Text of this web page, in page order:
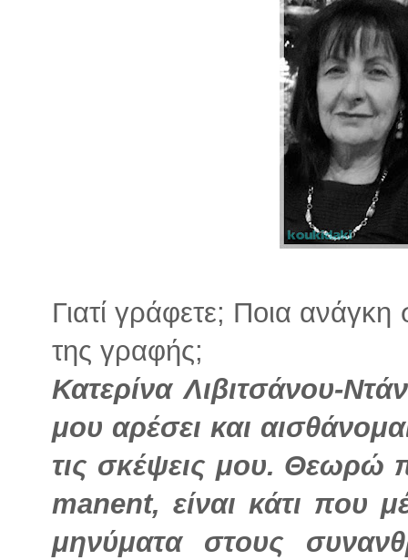
Γιατί γράφετε; Ποια
της γραφής;
Κατερίνα Λιβιτσάνου-
μου αρέσει και
τις σκέψεις μου. Θεωρώ
manent, είναι κάτι που
μηνύματα στους